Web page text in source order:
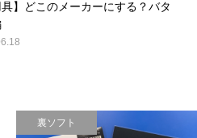
具】どこのメーカーにする？バタ
裏ソフト